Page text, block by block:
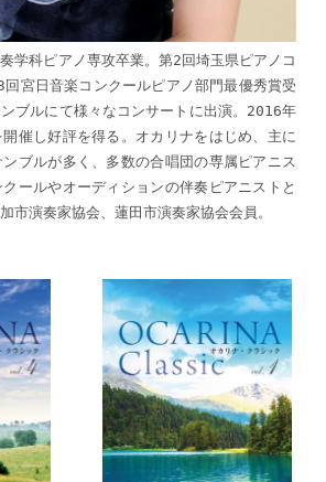
学科ピアノ専攻卒業。第2回埼玉県ピアノコ
回宮日音楽コンクールピアノ部門最優秀賞受
ブルにて様々なコンサートに出演。2016年
催し好評を得る。オカリナをはじめ、主に
ブルが多く、多数の合唱団の専属ピアニス
ールやオーディションの伴奏ピアニストと
市演奏家協会、蓮田市演奏家協会会員。